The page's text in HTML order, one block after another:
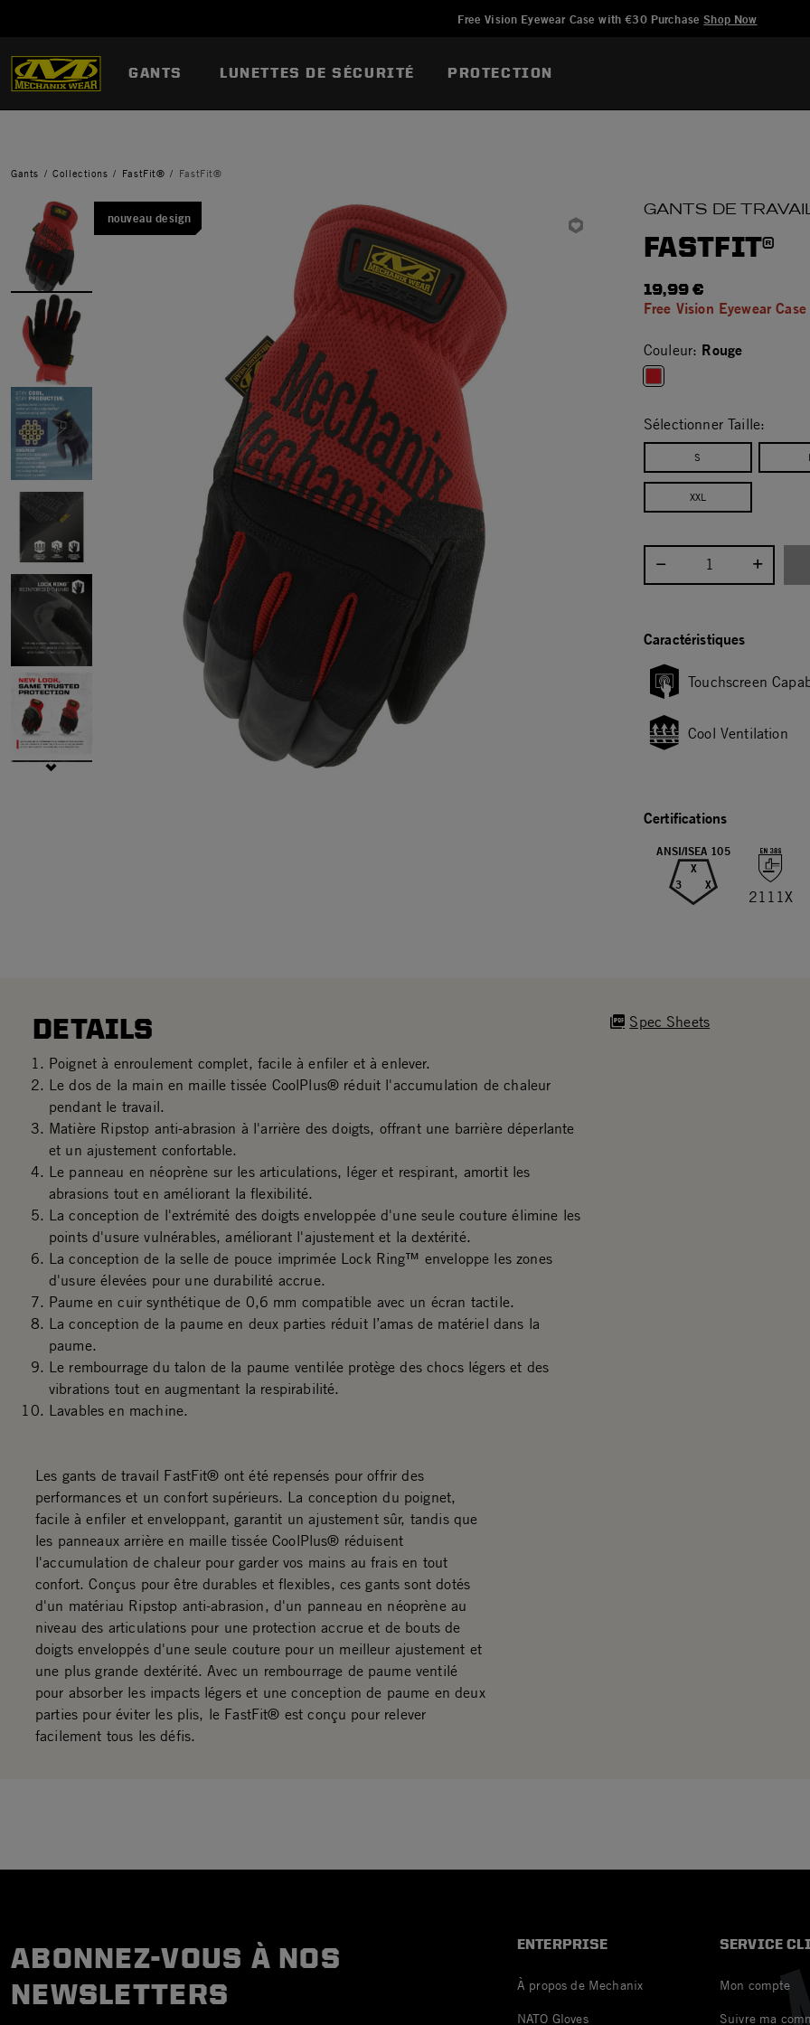
Free Vision Eyewear Case with €30 PurchaseShop Now
GANTS LUNETTES DE SÉCURITÉ PROTECTION
Gants Collections FastFit® FastFit®
nouveau design GANTS DE
FASTFIT®
19,99 €
Free Vision Eyewear
Couleur: Rouge
Sélectionner Taille:
S
XXL
Sélectionnez la quantité :
Caractéristiques
Touchscreen
Cool Ventilation
Certifications
ANSI/ISEA 105
X
3
X
2111X
DETAILS
Poignet à enroulement complet, facile à enfiler et à enlever.
Le dos de la main en maille tissée CoolPlus® réduit l'accumulation de chaleur
pendant le travail.
Matière Ripstop anti-abrasion à l'arrière des doigts, offrant une barrière déperlante
et un ajustement confortable.
Le panneau en néoprène sur les articulations, léger et respirant, amortit les
abrasions tout en améliorant la flexibilité.
La conception de l'extrémité des doigts enveloppée d'une seule couture élimine les
points d'usure vulnérables, améliorant l'ajustement et la dextérité.
La conception de la selle de pouce imprimée Lock Ring™ enveloppe les zones
d'usure élevées pour une durabilité accrue.
Paume en cuir synthétique de 0,6 mm compatible avec un écran tactile.
La conception de la paume en deux parties réduit l’amas de matériel dans la
paume.
Le rembourrage du talon de la paume ventilée protège des chocs légers et des
vibrations tout en augmentant la respirabilité.
Lavables en machine.
Spec Sheets
Les gants de travail FastFit® ont été repensés pour offrir des
performances et un confort supérieurs. La conception du poignet,
facile à enfiler et enveloppant, garantit un ajustement sûr, tandis que
les panneaux arrière en maille tissée CoolPlus® réduisent
l'accumulation de chaleur pour garder vos mains au frais en tout
confort. Conçus pour être durables et flexibles, ces gants sont dotés
d'un matériau Ripstop anti-abrasion, d'un panneau en néoprène au
niveau des articulations pour une protection accrue et de bouts de
doigts enveloppés d'une seule couture pour un meilleur ajustement et
une plus grande dextérité. Avec un rembourrage de paume ventilé
pour absorber les impacts légers et une conception de paume en deux
parties pour éviter les plis, le FastFit® est conçu pour relever
facilement tous les défis.
ABONNEZ-VOUS À NOS
NEWSLETTERS
ENTERPRISE
À propos de Mechanix
NATO Gloves
SERVICE
Mon compte
Suivre ma
Ajouté à Gérer la liste d'envies